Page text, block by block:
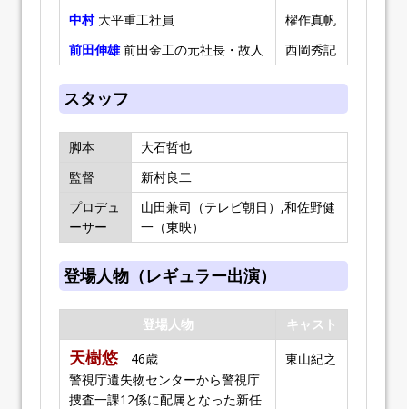
中村大平重工社員
櫂作真帆
前田伸雄前田金工の元社長・故人 西岡秀記
スタッフ
脚本
大石哲也
監督
新村良二
プロデュ
ーサー
山田兼司（テレビ朝日）,和佐野健
一（東映）
登場人物（レギュラー出演）
登場人物 キャスト
天樹悠46歳
警視庁遺失物センターから警視庁
捜査一課12係に配属となった新任
東山紀之